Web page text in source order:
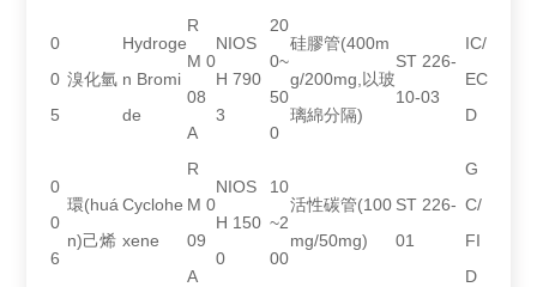
0
0
5
溴化氫
Hydroge
n Bromi
de
R
M 0
08
A
NIOS
H 790
3
20
0~
50
0
硅膠管(400m
g/200mg,以玻
璃綿分隔)
ST 226-
10-03
IC/
EC
D
0
0
6
環(huá
n)己烯
Cyclohe
xene
R
M 0
09
A
NIOS
H 150
0
10
~2
00
活性碳管(100
mg/50mg)
ST 226-
01
G
C/
FI
D